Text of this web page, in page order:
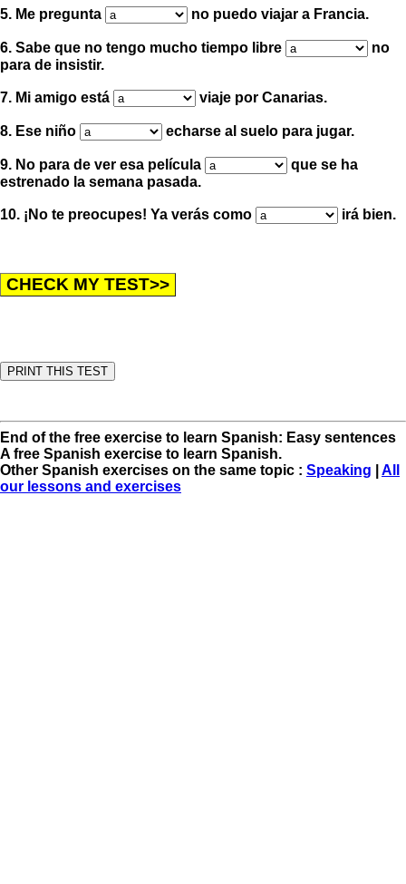
5. Me pregunta no puedo viajar a Francia.
6. Sabe que no tengo mucho tiempo libre
no
para de insistir.
7. Mi amigo está viaje por Canarias.
8. Ese niño echarse al suelo para jugar.
9. No para de ver esa película
que se ha
estrenado la semana pasada.
10. ¡ No te preocupes! Ya verás como irá bien.
End of the free exercise to learn Spanish: Easy sentences
A free Spanish exercise to learn Spanish.
Other Spanish exercises on the same topic : Speaking
All
our lessons and exercises